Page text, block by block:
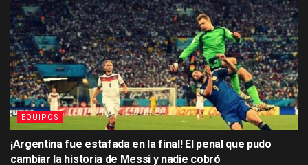
EQUIPOS
¡Argentina fue estafada en la final! El penal que pudo
cambiar la historia de Messi y nadie cobró